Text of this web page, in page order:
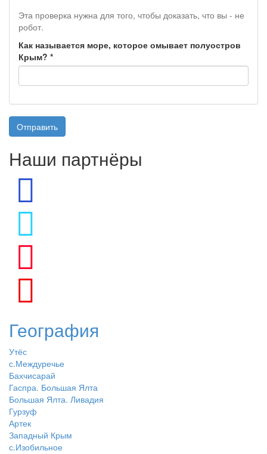
Эта проверка нужна для того, чтобы доказать, что вы - не
робот.
Как называется море, которое омывает полуостров
Крым? *
Отправить
Наши партнёры
География
Утёс
с.Междуречье
Бахчисарай
Гаспра. Большая Ялта
Большая Ялта. Ливадия
Гурзуф
Артек
Западный Крым
с.Изобильное